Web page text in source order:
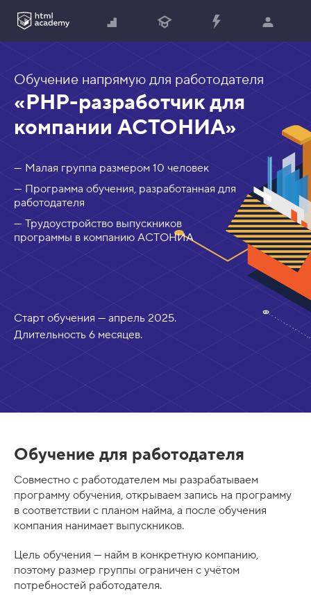
Обучение напрямую для работодателя
«PHP-разработчик для
компании АСТОНИА»
— Малая группа размером 10 человек
— Программа обучения, разработанная для
работодателя
— Трудоустройство выпускников
программы в компанию АСТОНИА
Старт обучения — апрель 2025.
Длительность 6 месяцев.
Обучение для работодателя
Совместно с работодателем мы разрабатываем
программу обучения, открываем запись на программу
в соответствии с планом найма, а после обучения
компания нанимает выпускников.
Цель обучения — найм в конкретную компанию,
поэтому размер группы ограничен с учётом
потребностей работодателя.